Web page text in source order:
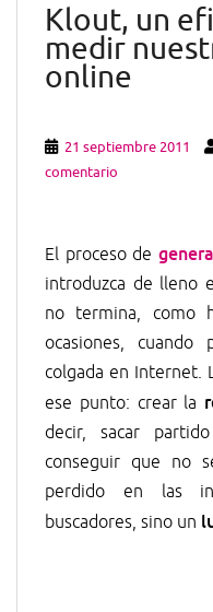
Klout, un
medir
online
21 septiembre 2011
comentario
El proceso de
introduzca de lleno
no termina, como
ocasiones,
colgada en Internet.
ese punto: crear la
decir, sacar
conseguir que no
perdido en las
buscadores, sino un